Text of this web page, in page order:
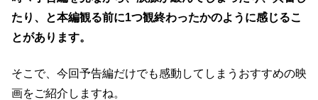
たり、と本編観る前に1つ観終わったかのように感じるこ
とがあります。
そこで、今回予告編だけでも感動してしまうおすすめの映
画をご紹介しますね。